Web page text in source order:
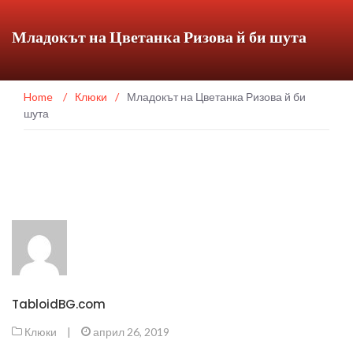
Младокът на Цветанка Ризова й би шута
Home / Клюки /
Младокът на Цветанка Ризова й би
шута
TabloidBG.com
Клюки | април 26, 2019